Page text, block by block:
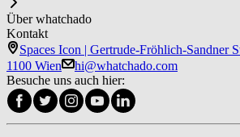
Über whatchado
Kontakt
Spaces Icon | Gertrude-Fröhlich-Sandner
1100 Wien
hi@whatchado.com
Besuche uns auch hier: